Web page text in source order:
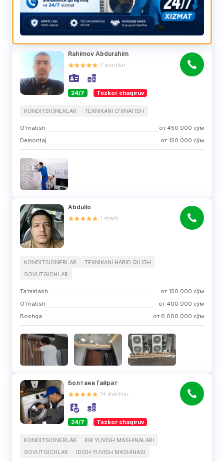
Rahimov Abdurahim
7 sharhlar
24/7 Tezkor chaqiruv
KONDITSIONERLAR TEXNIKANI O'RNATISH
O'rnatish от 450 000 сўм
Demontaj
от 150 000 сўм
Abdullo
1 sharh
KONDITSIONERLAR
TEXNIKANI HARID QILISH
SOVUTGICHLAR
Ta'mirlash от 150 000 сўм
O'rnatish
от 400 000 сўм
Boshqa
от 6 000 000 сўм
Болтаев Гайрат
74 sharhlar
24/7 Tezkor chaqiruv
KONDITSIONERLAR
KIR YUVISH MASHINALARI
SOVUTGICHLAR
IDISH YUVISH MASHINASI